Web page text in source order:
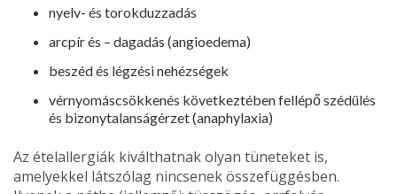
nyelv- és torokduzzadás
arcpír és – dagadás (angioedema)
beszéd és légzési nehézségek
vérnyomáscsökkenés következtében fellépő szédülés
és bizonytalanságér­zet (anaphylaxia)
Az ételallergiák kiválthatnak olyan tüne­teket is,
amelyekkel látszólag nincsenek összefüggésben.